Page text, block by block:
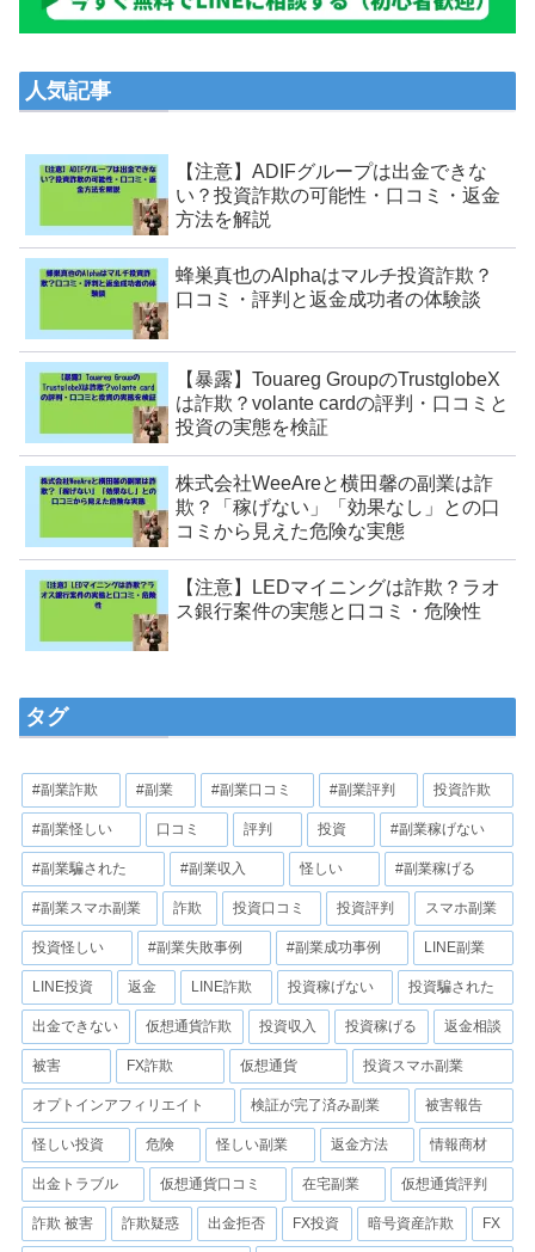
人気記事
【注意】ADIFグループは出金できな
い？投資詐欺の可能性・口コミ・返金
方法を解説
蜂巣真也のAlphaはマルチ投資詐欺？
口コミ・評判と返金成功者の体験談
【暴露】Touareg GroupのTrustglobeX
は詐欺？volante cardの評判・口コミと
投資の実態を検証
株式会社WeeAreと横田馨の副業は詐
欺？「稼げない」「効果なし」との口
コミから見えた危険な実態
【注意】LEDマイニングは詐欺？ラオ
ス銀行案件の実態と口コミ・危険性
タグ
#副業詐欺 #副業 #副業口コミ #副業評判 投資詐欺
#副業怪しい 口コミ 評判 投資 #副業稼げない
#副業騙された #副業収入 怪しい #副業稼げる
#副業スマホ副業 詐欺 投資口コミ 投資評判 スマホ副業
投資怪しい #副業失敗事例 #副業成功事例 LINE副業
LINE投資 返金 LINE詐欺 投資稼げない 投資騙された
出金できない 仮想通貨詐欺 投資収入 投資稼げる 返金相談
被害 FX詐欺 仮想通貨 投資スマホ副業
オプトインアフィリエイト 検証が完了済み副業 被害報告
怪しい投資 危険 怪しい副業 返金方法 情報商材
出金トラブル 仮想通貨口コミ 在宅副業 仮想通貨評判
詐欺 被害 詐欺疑惑 出金拒否 FX投資 暗号資産詐欺 FX